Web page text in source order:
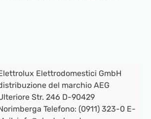
Elettrodomestici GmbH
del marchio AEG
Str. 246 D-90429
Telefono: (0911) 323-0 E-